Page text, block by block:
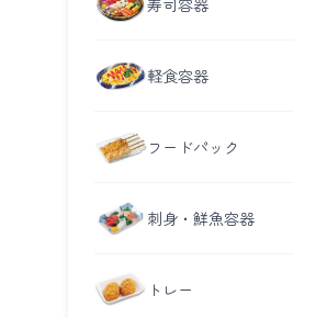
軽食容器
フードパック
刺身・鮮魚容器
トレー